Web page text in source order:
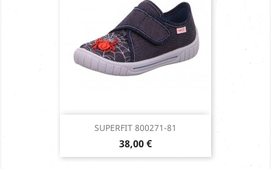
SUPERFIT 800271-81
Prix
38,00 €